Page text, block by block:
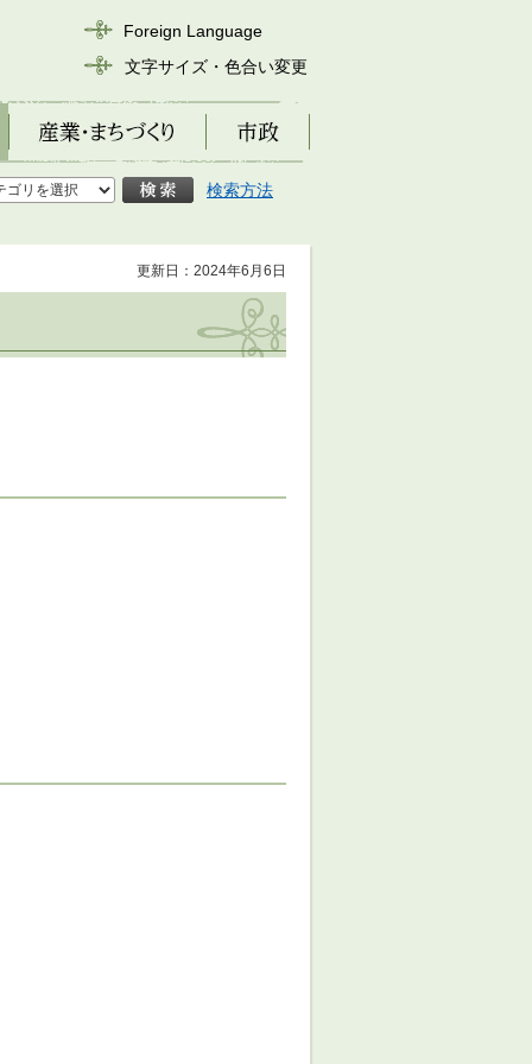
Foreign Language
文字サイズ・色合い変更
産業・まちづくり 市政
検索方法
更新日：2024年6月6日